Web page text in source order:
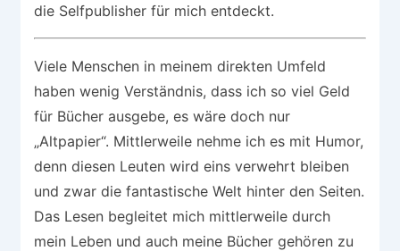
die Selfpublisher für mich entdeckt.
Viele Menschen in meinem direkten Umfeld
haben wenig Verständnis, dass ich so viel Geld
für Bücher ausgebe, es wäre doch nur
„Altpapier“. Mittlerweile nehme ich es mit Humor,
denn diesen Leuten wird eins verwehrt bleiben
und zwar die fantastische Welt hinter den Seiten.
Das Lesen begleitet mich mittlerweile durch
mein Leben und auch meine Bücher gehören zu